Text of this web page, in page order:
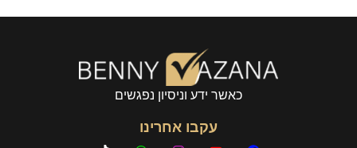
כאשר ידע וניסיון נפגשים
עקבו אחרינו
F
Y
I
W
T